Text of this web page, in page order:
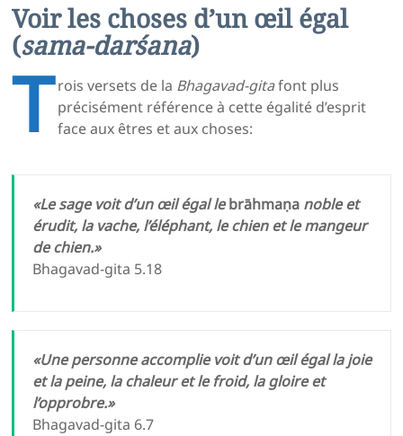
Voir les choses d’un œil égal
(sama-darśana)
T rois versets de la Bhagavad-gitafont plus
précisément référence à cette égalité d’esprit
face aux êtres et aux choses:
«Le sage voit d’un œil égal lebrāhmaṇa noble et
érudit, la vache, l’éléphant, le chien et le mangeur
de chien.»
Bhagavad-gita 5.18
«Une personne accomplie voit d’un œil égal la joie
et la peine, la chaleur et le froid, la gloire et
l’opprobre.»
Bhagavad-gita 6.7